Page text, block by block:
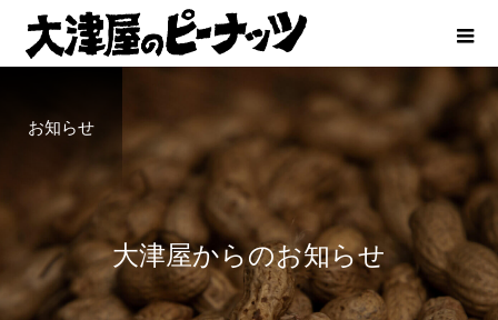
お知らせ
大津屋からのお知らせ